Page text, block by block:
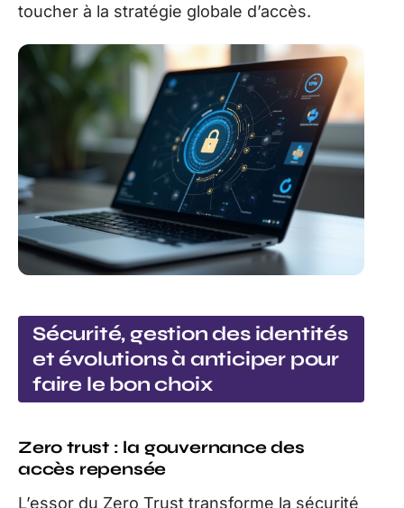
toucher à la stratégie globale d’accès.
Sécurité, gestion des identités
et évolutions à anticiper pour
faire le bon choix
Zero trust : la gouvernance des
accès repensée
L’essor du Zero Trust transforme la sécurité